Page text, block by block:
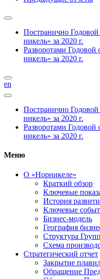
Постранично
никель» за 2020 г.
Разворотами Годовой
никель» за 2020 г.
en
Постранично
никель» за 2020 г.
Разворотами Годовой
никель» за 2020 г.
Меню
О «Норникеле»
Краткий обзор
Ключевые
История
Ключевые
Бизнес-модель
География
Структура
Схема
Стратегический отчет
Закрытие
Обращение